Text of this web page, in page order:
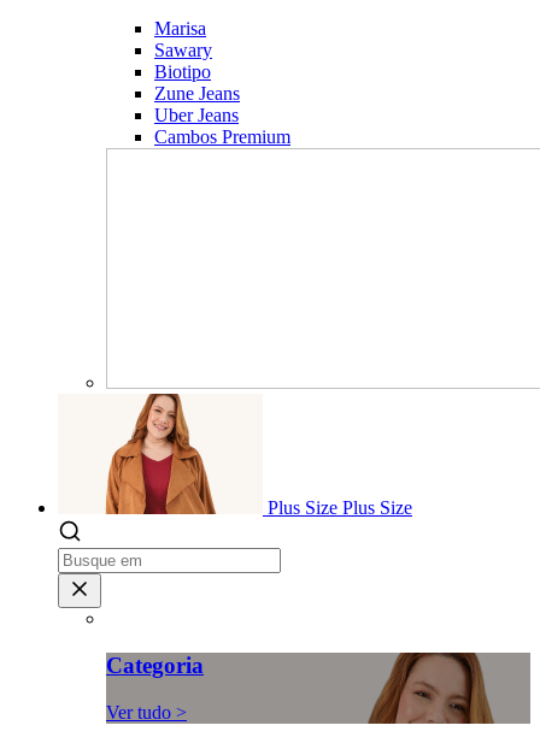
Marisa
Sawary
Biotipo
Zune Jeans
Uber Jeans
Cambos Premium
Plus Size Plus Size
Categoria
Ver tudo >